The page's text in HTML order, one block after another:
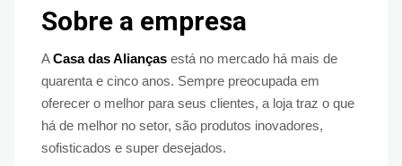
Sobre a empresa
ACasa das Alianças está no mercado há mais de
quarenta e cinco anos. Sempre preocupada em
oferecer o melhor para seus clientes, a loja traz o que
há de melhor no setor, são produtos inovadores,
sofisticados e super desejados.